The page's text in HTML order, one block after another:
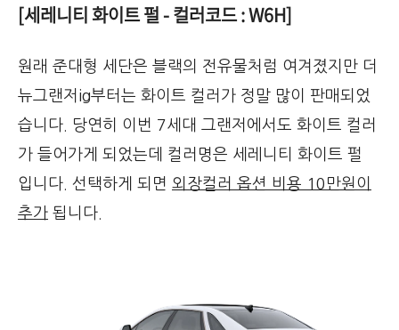
[세레니티 화이트 펄 - 컬러코드 : W6H]
원래 준대형 세단은 블랙의 전유물처럼 여겨졌지만 더
뉴그랜저ig부터는 화이트 컬러가 정말 많이 판매되었
습니다. 당연히 이번 7세대 그랜저에서도 화이트 컬러
가 들어가게 되었는데 컬러명은 세레니티 화이트 펄
입니다. 선택하게 되면 외장컬러 옵션 비용 10만원이
추가 됩니다.